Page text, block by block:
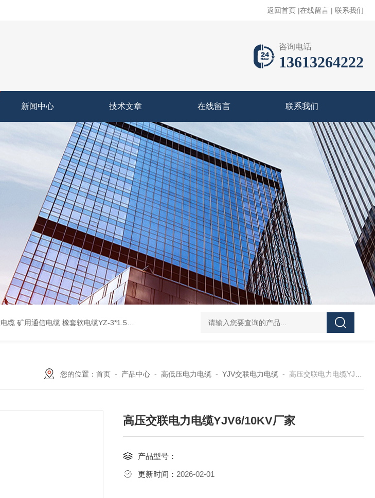
返回首页 |在线留言 | 联系我们
咨询电话
13613264222
新闻中心 技术文章 在线留言 联系我们
3*1.5 铠装阻燃矿用控制电缆MKYJV32 MKYJVP22矿用屏蔽铠装控制电缆 防水橡套扁电缆JHSB-3*4 专业厂家 MY-0.38/0.66kv矿用阻燃橡套电缆
您的位置： 首页- 产品中心- 高低压电力电缆- YJV交联电力电缆- 高压交联电力电缆YJV6/10KV厂家
高压交联电力电缆YJV6/10KV厂家
产品型号：
更新时间： 2026-02-01